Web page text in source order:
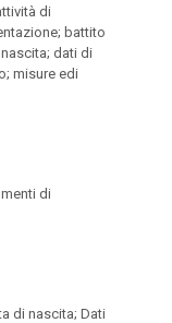
di
battito
dati di
misure edi
di
di nascita; Dati